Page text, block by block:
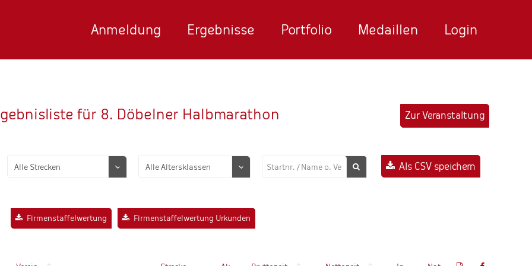
Anmeldung Ergebnisse Portfolio Medaillen Login
für 8. Döbelner Halbmarathon Zur Veranstaltung
Als CSV speichern
Firmenstaffelwertung Firmenstaffelwertung Urkunden